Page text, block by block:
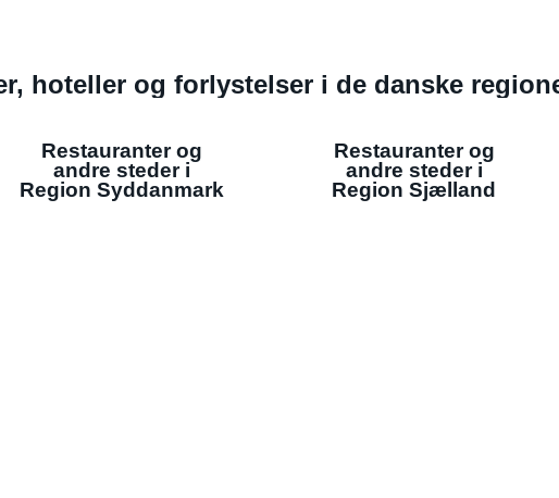
hoteller og forlystelser i de danske
Restauranter og
andre steder i
Region Syddanmark
Restauranter og
andre steder i
Region Sjælland